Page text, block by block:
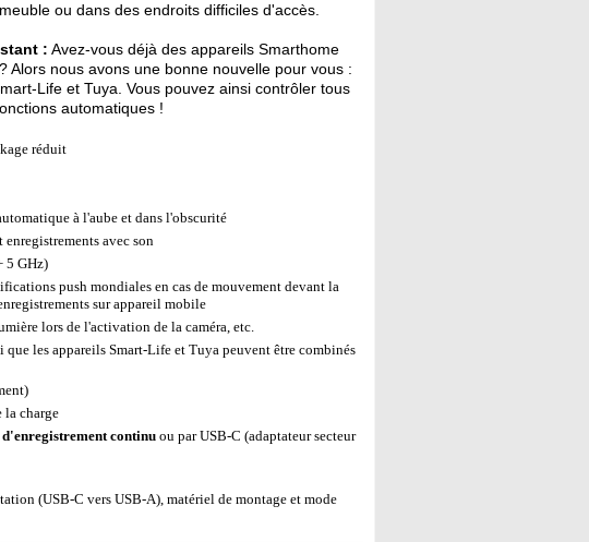
ou dans des endroits difficiles d'accès.
: Avez-vous déjà des appareils Smarthome
nous avons une bonne nouvelle pour vous :
Life et Tuya. Vous pouvez ainsi contrôler tous
automatiques !
réduit
à l'aube et dans l'obscurité
enregistrements avec son
5 GHz)
push mondiales en cas de mouvement devant la
sur appareil mobile
lors de l'activation de la caméra, etc.
que les appareils Smart-Life et Tuya peuvent être combinés
la charge
continu ou par USB-C (adaptateur secteur
(USB-C vers USB-A), matériel de montage et mode